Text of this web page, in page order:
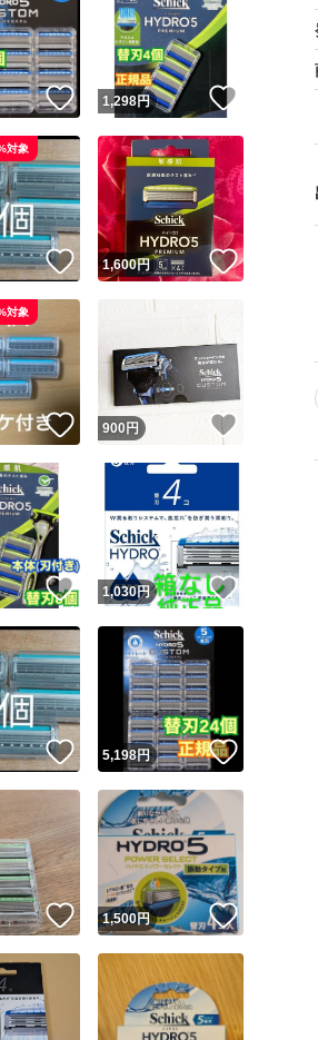
ユーザーの実績について
定めた一定の基準を満たしたユーザーにバ
品者 Yahoo!フリマの基準をクリアした
このユーザーはYahoo!フリマの取
この商品の情報をコピーし
像の無断転載は禁止されています
は
1商品につき1回 です
いいね！
1,298円
いいね！
対象
1,600円 いいね！
いいね！
対象
900 円
いいね！
1,030円
いいね！
5,198円
いいね！
1,500円